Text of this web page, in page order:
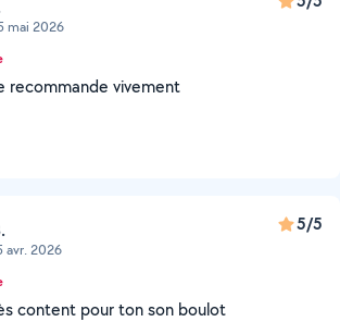
mai 2026
recommande vivement
avr. 2026
5/5
content pour ton son boulot